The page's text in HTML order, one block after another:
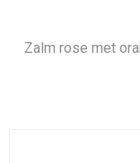
Zalm rose met